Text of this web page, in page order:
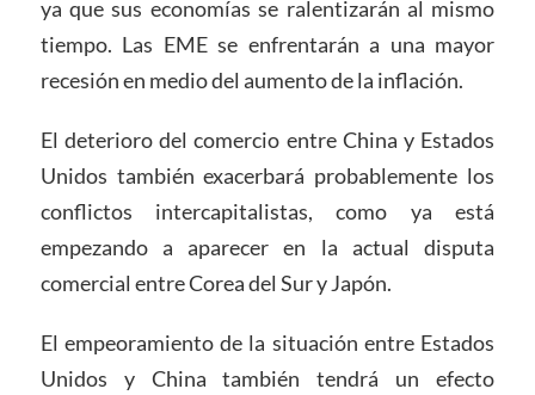
ya que sus economías se ralentizarán al mismo
tiempo. Las EME se enfrentarán a una mayor
recesión en medio del aumento de la inflación.
El deterioro del comercio entre China y Estados
Unidos también exacerbará probablemente los
conflictos intercapitalistas, como ya está
empezando a aparecer en la actual disputa
comercial entre Corea del Sur y Japón.
El empeoramiento de la situación entre Estados
Unidos y China también tendrá un efecto